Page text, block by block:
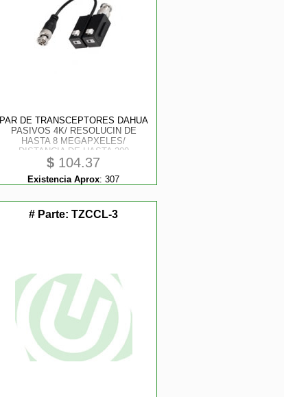
PAR DE TRANSCEPTORES DAHUA
PASIVOS 4K/ RESOLUCIN DE
HASTA 8 MEGAPXELES/
DISTANCIA DE HASTA 200
METROS EN 4K/ SOPORTA 720P/
1080P/ 4MP/ 5MP/ 4K/ Y
FORMATOS HDCVI/ TVI/ AHD/
$ 104.37
Existencia Aprox: 307
# Parte:TZCCL-3